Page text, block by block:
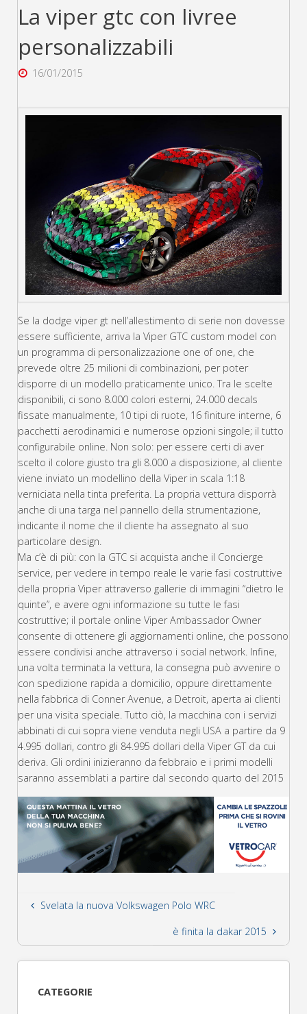
La viper gtc con livree
personalizzabili
16/01/2015
Se la dodge viper gt nell’allestimento di serie non dovesse
essere sufficiente, arriva la Viper GTC custom model con
un programma di personalizzazione one of one, che
prevede oltre 25 milioni di combinazioni, per poter
disporre di un modello praticamente unico. Tra le scelte
disponibili, ci sono 8.000 colori esterni, 24.000 decals
fissate manualmente, 10 tipi di ruote, 16 finiture interne, 6
pacchetti aerodinamici e numerose opzioni singole; il tutto
configurabile online. Non solo: per essere certi di aver
scelto il colore giusto tra gli 8.000 a disposizione, al cliente
viene inviato un modellino della Viper in scala 1:18
verniciata nella tinta preferita. La propria vettura disporrà
anche di una targa nel pannello della strumentazione,
indicante il nome che il cliente ha assegnato al suo
particolare design.
Ma c’è di più: con la GTC si acquista anche il Concierge
service, per vedere in tempo reale le varie fasi costruttive
della propria Viper attraverso gallerie di immagini “dietro le
quinte”, e avere ogni informazione su tutte le fasi
costruttive; il portale online Viper Ambassador Owner
consente di ottenere gli aggiornamenti online, che possono
essere condivisi anche attraverso i social network. Infine,
una volta terminata la vettura, la consegna può avvenire o
con spedizione rapida a domicilio, oppure direttamente
nella fabbrica di Conner Avenue, a Detroit, aperta ai clienti
per una visita speciale. Tutto ciò, la macchina con i servizi
abbinati di cui sopra viene venduta negli USA a partire da 9
4.995 dollari, contro gli 84.995 dollari della Viper GT da cui
deriva. Gli ordini inizieranno da febbraio e i primi modelli
saranno assemblati a partire dal secondo quarto del 2015
Svelata la nuova Volkswagen Polo WRC
è finita la dakar 2015
CATEGORIE